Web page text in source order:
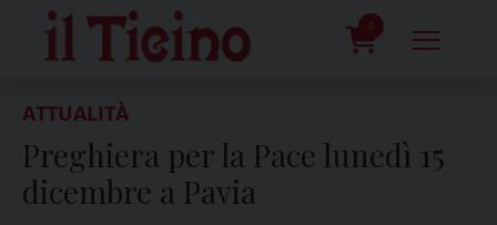
content
0
ATTUALITÀ
Preghiera per la Pace lunedì 15
dicembre a Pavia